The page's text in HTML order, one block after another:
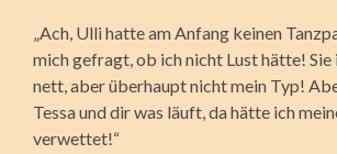
„Ach, Ulli hatte am Anfang keinen
mich gefragt, ob ich nicht Lust hätte!
nett, aber überhaupt nicht mein Typ!
Tessa und dir was läuft, da hätte ich
verwettet!“